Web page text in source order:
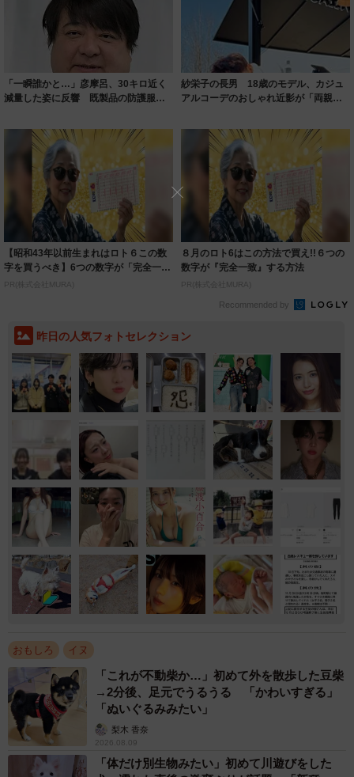
「一瞬誰かと…」彦摩呂、30キロ近く
減量した姿に反響 既製品の防護服が
紗栄子の長男 18歳のモデル、カジュ
アルコーデのおしゃれ近影が「両親の
【昭和43年以前生まれはロト６この数
字を買うべき】6つの数字が「完全一
致」する方...
PR(株式会社MURA)
８月のロト6はこの方法で買え!!６つの
数字が『完全一致』する方法
PR(株式会社MURA)
Recommended by
昨日の人気フォトセレクション
おもしろ イヌ
「これが不動柴か…」初めて外を散歩した豆柴
→2分後、足元でうるうる 「かわいすぎる」
「ぬいぐるみみたい」
梨木 香奈
2026.08.09
「体だけ別生物みたい」初めて川遊びをした